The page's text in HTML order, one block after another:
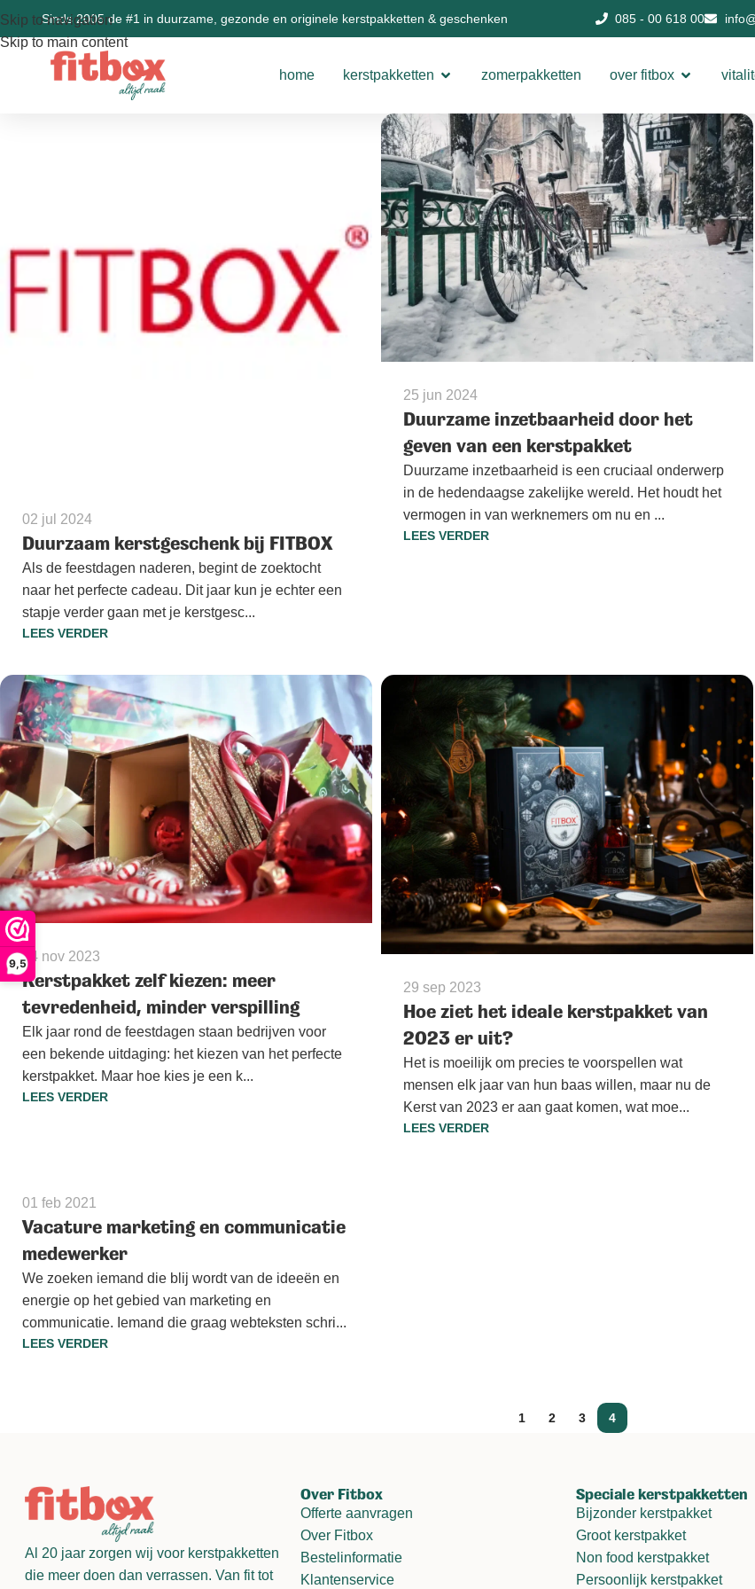
9,5
Skip to navigation
Skip to main content
Sinds 2005 de #1 in duurzame, gezonde en originele kerstpakketten & geschenken 085 - 00 618 00
home kerstpakketten zomerpakketten over fitbox
02 jul 2024
Duurzaam kerstgeschenk bij FITBOX
Als de feestdagen naderen, begint de zoektocht
naar het perfecte cadeau. Dit jaar kun je echter een
stapje verder gaan met je kerstgesc...
LEES VERDER
25 jun 2024
Duurzame inzetbaarheid door het
geven van een kerstpakket
Duurzame inzetbaarheid is een cruciaal onderwerp
in de hedendaagse zakelijke wereld. Het houdt het
vermogen in van werknemers om nu en ...
LEES VERDER
14 nov 2023
Kerstpakket zelf kiezen: meer
tevredenheid, minder verspilling
Elk jaar rond de feestdagen staan bedrijven voor
een bekende uitdaging: het kiezen van het perfecte
kerstpakket. Maar hoe kies je een k...
LEES VERDER
29 sep 2023
Hoe ziet het ideale kerstpakket van
2023 er uit?
Het is moeilijk om precies te voorspellen wat
mensen elk jaar van hun baas willen, maar nu de
Kerst van 2023 er aan gaat komen, wat moe...
LEES VERDER
01 feb 2021
Vacature marketing en communicatie
medewerker
We zoeken iemand die blij wordt van de ideeën en
energie op het gebied van marketing en
communicatie. Iemand die graag webteksten schri...
LEES VERDER
1 2 3 4
Al 20 jaar zorgen wij voor kerstpakketten
die meer doen dan verrassen. Van fit tot
Over Fitbox
Offerte aanvragen
Over Fitbox
Bestelinformatie
Klantenservice
Speciale kerstpakketten
Bijzonder kerstpakket
Groot kerstpakket
Non food kerstpakket
Persoonlijk kerstpakket